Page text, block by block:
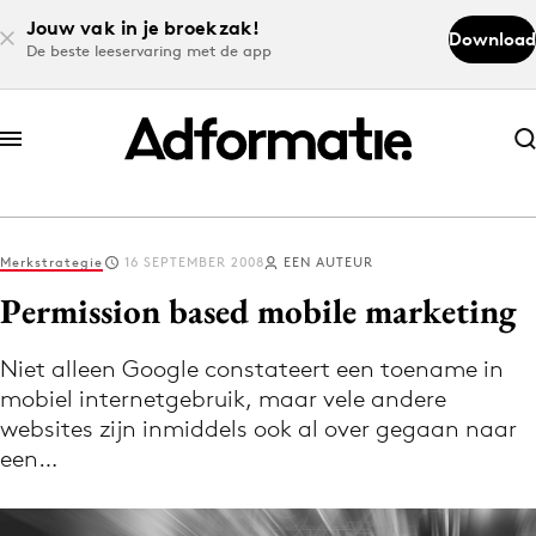
Jouw vak in je broekzak!
De beste leeservaring met de app
Download
Abonneer nu
Abonneer nu
Log in
Download de app
Volg het laatste nieuws via de Adformatie
Nieuws app
Merkstrategie 16 SEPTEMBER 2008 EEN AUTEUR
Permission based mobile marketing
Niet alleen Google constateert een toename in
mobiel internetgebruik, maar vele andere
websites zijn inmiddels ook al over gegaan naar
een…